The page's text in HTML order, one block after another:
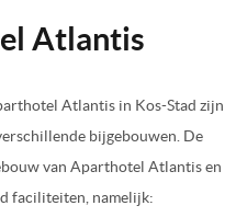
Atlantis
Atlantis in Kos-Stad zijn
bijgebouwen. De
van Aparthotel Atlantis en
faciliteiten, namelijk: